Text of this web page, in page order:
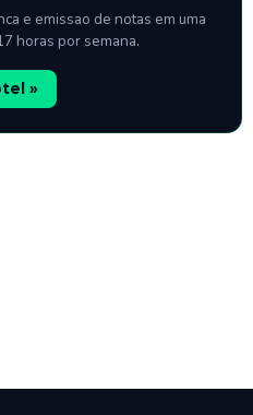
e emissao de notas em uma
horas por semana.
»